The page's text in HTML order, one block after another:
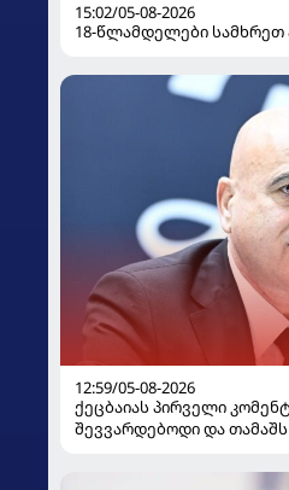
15:02/05-08-2026
18-წლამდელები სამხრეთ
12:59/05-08-2026
ქეცბაიას პირველი
შევვარდებოდი და